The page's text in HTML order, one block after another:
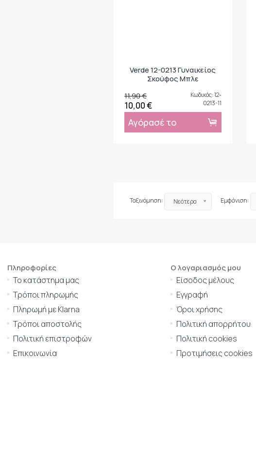
Verde 12-0213 Γυναικείος
Σκούφος Μπλε
11,90 €
10,00 €
Κωδικός: 12-
0213-11
Αγόρασέ το
Ταξινόμηση: Νεότερα Εμφάνιση:
Πληροφορίες
Το κατάστημα μας
Τρόποι πληρωμής
Πληρωμή με Klarna
Τρόποι αποστολής
Πολιτική επιστροφών
Επικοινωνία
Ο λογαριασμός μου
Είσοδος μέλους
Εγγραφή
Όροι χρήσης
Πολιτική απορρήτου
Πολιτική cookies
Προτιμήσεις cookies